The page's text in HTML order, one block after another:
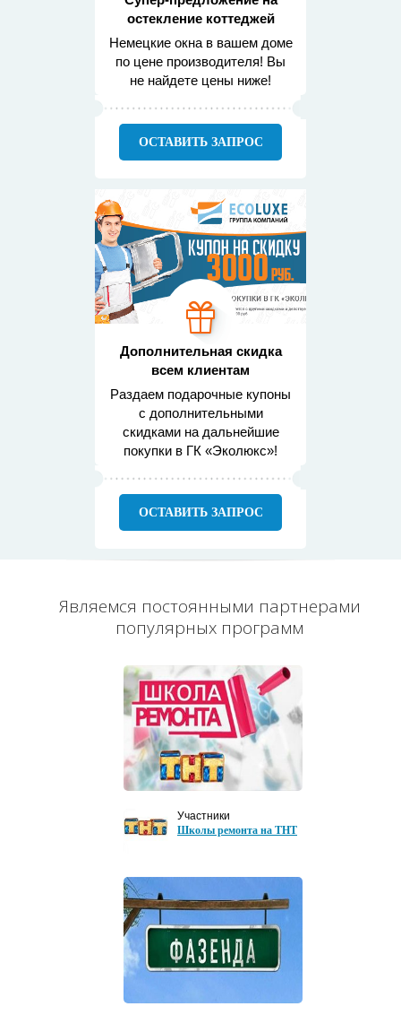
остекление коттеджей
Немецкие окна в вашем доме
по цене производителя! Вы
не найдете цены ниже!
ОСТАВИТЬ ЗАПРОС
Дополнительная скидка
всем клиентам
Раздаем подарочные купоны
с дополнительными
скидками на дальнейшие
покупки в ГК «Эколюкс»!
ОСТАВИТЬ ЗАПРОС
Являемся постоянными партнерами
популярных программ
Участники
Школы ремонта на ТНТ